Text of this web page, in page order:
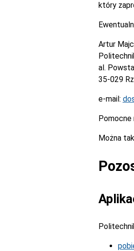
który
Artur
al.
35-029
e-mail:
Można